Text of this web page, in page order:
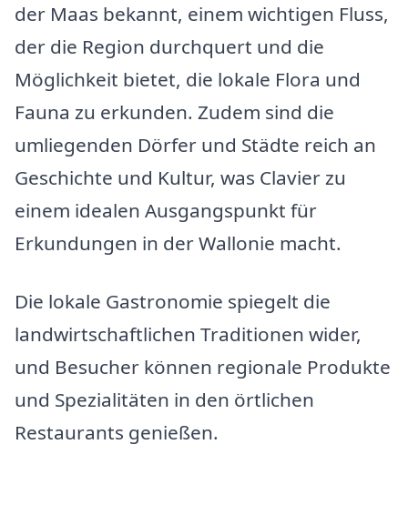
der Maas bekannt, einem wichtigen Fluss,
der die Region durchquert und die
Möglichkeit bietet, die lokale Flora und
Fauna zu erkunden. Zudem sind die
umliegenden Dörfer und Städte reich an
Geschichte und Kultur, was Clavier zu
einem idealen Ausgangspunkt für
Erkundungen in der Wallonie macht.
Die lokale Gastronomie spiegelt die
landwirtschaftlichen Traditionen wider,
und Besucher können regionale Produkte
und Spezialitäten in den örtlichen
Restaurants genießen.